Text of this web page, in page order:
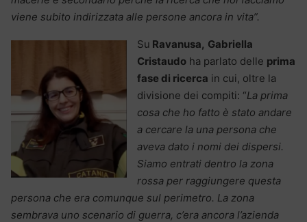
viene subito indirizzata alle persone ancora in vita”.
Su Ravanusa, Gabriella
Cristaudo ha parlato delle prima
fase di ricerca in cui, oltre la
divisione dei compiti: “La prima
cosa che ho fatto è stato andare
a cercare la una persona che
aveva dato i nomi dei dispersi.
Siamo entrati dentro la zona
rossa per raggiungere questa
persona che era comunque sul perimetro. La zona
sembrava uno scenario di guerra, c’era ancora l’azienda